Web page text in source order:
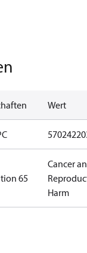
Wert
65
Cancer
Harm